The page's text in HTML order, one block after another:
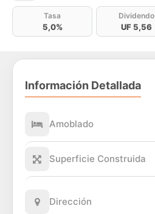
Tasa
5,0%
Dividendo
UF 5,56
Información Detallada
Amoblado
Superficie Construida
Dirección